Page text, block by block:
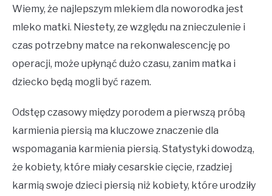
Wiemy, że najlepszym mlekiem dla noworodka jest
mleko matki. Niestety, ze względu na znieczulenie i
czas potrzebny matce na rekonwalescencję po
operacji, może upłynąć dużo czasu, zanim matka i
dziecko będą mogli być razem.
Odstęp czasowy między porodem a pierwszą próbą
karmienia piersią ma kluczowe znaczenie dla
wspomagania karmienia piersią. Statystyki dowodzą,
że kobiety, które miały cesarskie cięcie, rzadziej
karmią swoje dzieci piersią niż kobiety, które urodziły